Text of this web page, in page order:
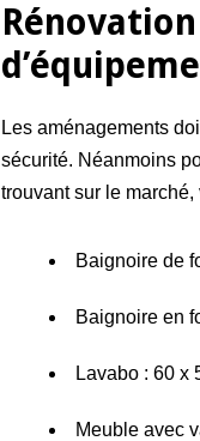
Les aménagements
sécurité. Néanmoins
trouvant sur le marché,
Baignoire de
Baignoire en
Lavabo : 60 x
Meuble avec